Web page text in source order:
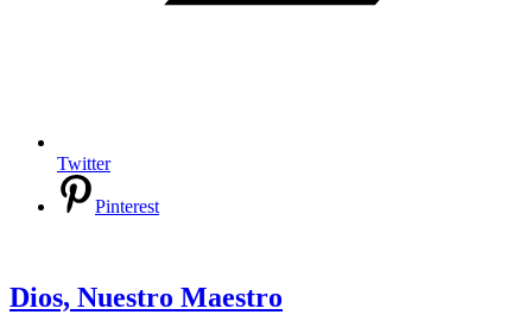
Twitter
Pinterest
Dios, Nuestro Maestro